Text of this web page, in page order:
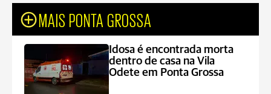
MAIS PONTA GROSSA
Idosa é encontrada morta
dentro de casa na Vila
Odete em Ponta Grossa